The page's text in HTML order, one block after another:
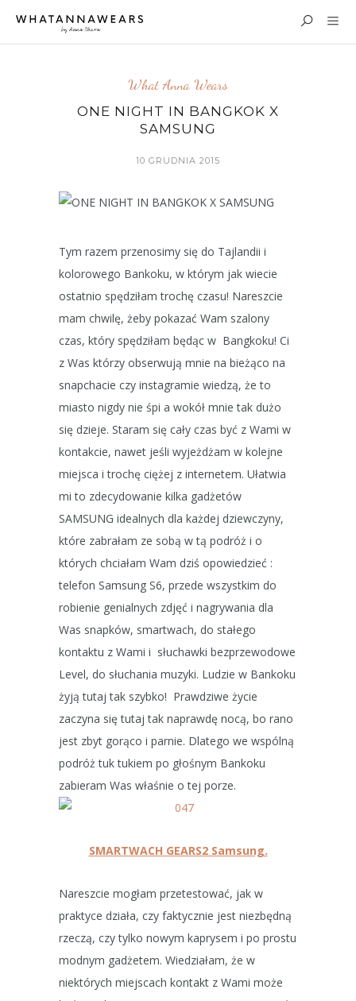
What Anna Wears
ONE NIGHT IN BANGKOK X
SAMSUNG
10 GRUDNIA 2015
Tym razem przenosimy się do Tajlandii i
kolorowego Bankoku, w którym jak wiecie
ostatnio spędziłam trochę czasu! Nareszcie
mam chwilę, żeby pokazać Wam szalony
czas, który spędziłam będąc w Bangkoku! Ci
z Was którzy obserwują mnie na bieżąco na
snapchacie czy instagramie wiedzą, że to
miasto nigdy nie śpi a wokół mnie tak dużo
się dzieje. Staram się cały czas być z Wami w
kontakcie, nawet jeśli wyjeżdżam w kolejne
miejsca i trochę ciężej z internetem. Ułatwia
mi to zdecydowanie kilka gadżetów
SAMSUNG idealnych dla każdej dziewczyny,
które zabrałam ze sobą w tą podróż i o
których chciałam Wam dziś opowiedzieć :
telefon Samsung S6, przede wszystkim do
robienie genialnych zdjęć i nagrywania dla
Was snapków, smartwach, do stałego
kontaktu z Wami i słuchawki bezprzewodowe
Level, do słuchania muzyki. Ludzie w Bankoku
żyją tutaj tak szybko! Prawdziwe życie
zaczyna się tutaj tak naprawdę nocą, bo rano
jest zbyt gorąco i parnie. Dlatego we wspólną
podróż tuk tukiem po głośnym Bankoku
zabieram Was właśnie o tej porze.
SMARTWACH GEARS2 Samsung.
Nareszcie mogłam przetestować, jak w
praktyce działa, czy faktycznie jest niezbędną
rzeczą, czy tylko nowym kaprysem i po prostu
modnym gadżetem. Wiedziałam, że w
niektórych miejscach kontakt z Wami może